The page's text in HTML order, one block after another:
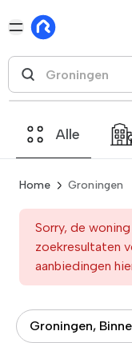
Alle
Home Groningen
Sorry, de
zoekresultaten
aanbiedingen
Groningen,